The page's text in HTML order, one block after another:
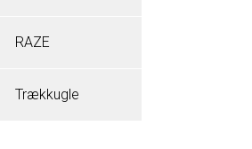
RAZE
Trækkugle